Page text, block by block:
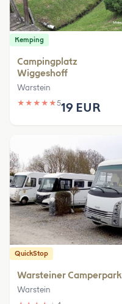
Kemping
Campingplatz
Wiggeshoff
Warstein
★ ★ ★ ★ ★519 EUR
QuickStop
Warsteiner Camperpark
Warstein